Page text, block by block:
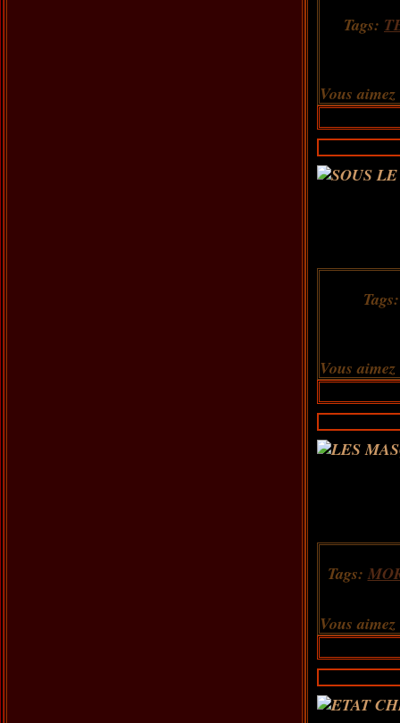
Tags:
Vous aimez
Tags:
Vous aimez
Tags:
Vous aimez